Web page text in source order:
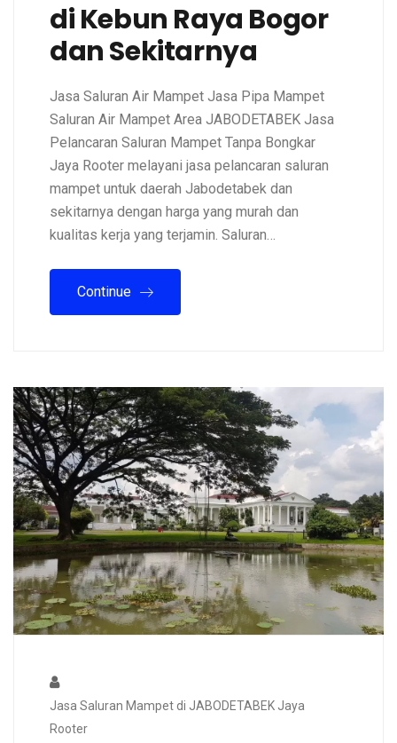
di Kebun Raya Bogor
dan Sekitarnya
Jasa Saluran Air Mampet Jasa Pipa Mampet
Saluran Air Mampet Area JABODETABEK Jasa
Pelancaran Saluran Mampet Tanpa Bongkar
Jaya Rooter melayani jasa pelancaran saluran
mampet untuk daerah Jabodetabek dan
sekitarnya dengan harga yang murah dan
kualitas kerja yang terjamin. Saluran…
Continue
Jasa Saluran Mampet di JABODETABEK Jaya
Rooter